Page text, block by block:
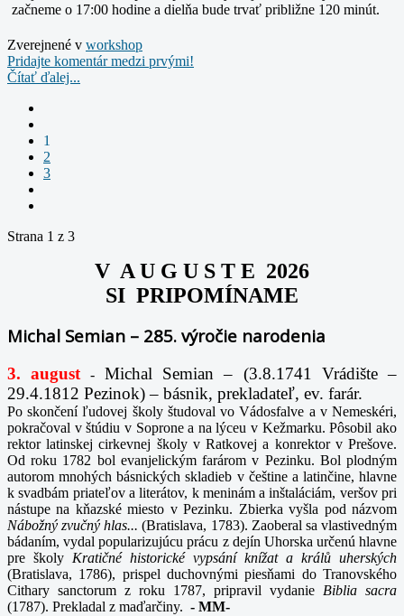
začneme o 17:00 hodine a dielňa bude trvať približne 120 minút.
Zverejnené v workshop
Pridajte komentár medzi prvými!
Čítať ďalej...
1
2
3
Strana 1 z 3
V A U G U S T E 2026
SI PRIPOMÍNAME
Michal Semian – 285. výročie narodenia
3. august -Michal Semian – (3.8.1741 Vrádište –
29.4.1812 Pezinok) – básnik, prekladateľ, ev. farár.
Po skončení ľudovej školy študoval vo Vádosfalve a v Nemeskéri,
pokračoval v štúdiu v Soprone a na lýceu v Kežmarku. Pôsobil ako
rektor latinskej cirkevnej školy v Ratkovej a konrektor v Prešove.
Od roku 1782 bol evanjelickým farárom v Pezinku. Bol plodným
autorom mnohých básnických skladieb v češtine a latinčine, hlavne
k svadbám priateľov a literátov, k meninám a inštaláciám, veršov pri
nástupe na kňazské miesto v Pezinku. Zbierka vyšla pod názvom
Nábožný zvučný hlas...(Bratislava, 1783). Zaoberal sa vlastivedným
bádaním, vydal popularizujúcu prácu z dejín Uhorska určenú hlavne
pre školy Kratičné historické vypsání knížat a králů uherských
(Bratislava, 1786), prispel duchovnými piesňami do Tranovského
Cithary sanctorum z roku 1787, pripravil vydanie Biblia sacra
(1787). Prekladal z maďarčiny. - MM-